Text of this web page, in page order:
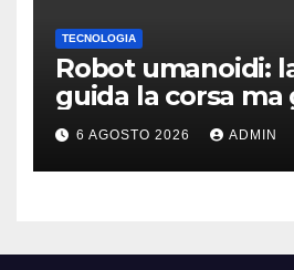
TECNOLOGIA
Robot umanoidi:
guida la corsa ma
restano davanti
6 AGOSTO 2026 ADMIN